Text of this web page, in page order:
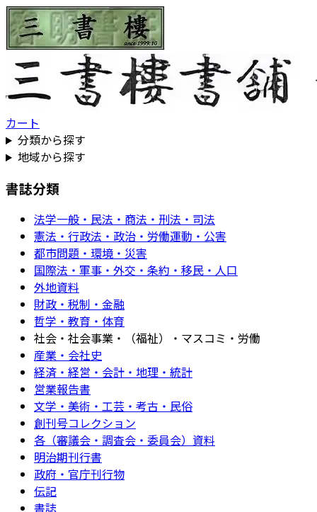
カート
分類から探す
地域から探す
書誌分類
法学一般・民法・商法・刑法・司法
憲法・行政法・政治・労働運動・公害
都市問題・環境・災害
国際法・軍事・外交・条約・移民・人口
外地資料
財政・税制・金融
哲学・教育・体育
社会・社会事業・（福祉）・マスコミ・労働
産業・会社史
経済・経営・会計・地理・統計
営業報告書
文学・美術・工芸・考古・民俗
創刊号コレクション
各（審議会・調査会・委員会）資料
明治期刊行書
政府・官庁刊行物
伝記
書誌